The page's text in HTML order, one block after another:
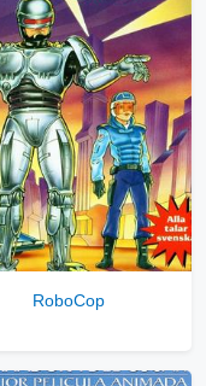
RoboCop